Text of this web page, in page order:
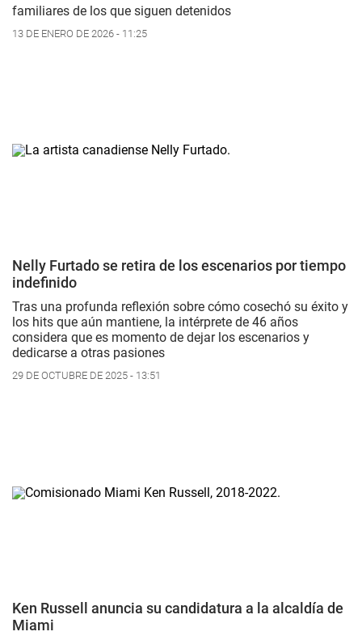
familiares de los que siguen detenidos
13 DE ENERO DE 2026 - 11:25
Nelly Furtado se retira de los escenarios por tiempo
indefinido
Tras una profunda reflexión sobre cómo cosechó su éxito y
los hits que aún mantiene, la intérprete de 46 años
considera que es momento de dejar los escenarios y
dedicarse a otras pasiones
29 DE OCTUBRE DE 2025 - 13:51
Ken Russell anuncia su candidatura a la alcaldía de
Miami